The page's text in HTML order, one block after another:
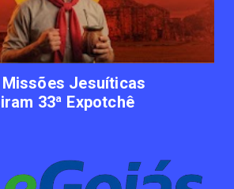
UNCATEGORIZED
gaúcha ajuda advogados a
sua vida financ...
Jesuíticas
33ª Expotchê